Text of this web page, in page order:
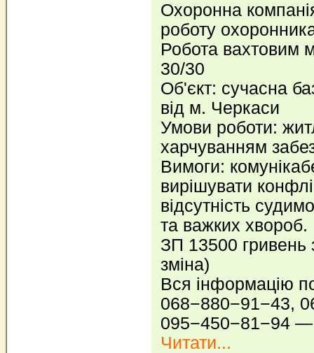
Охоронна
роботу
Робота вахтовим
30/30
Об'єкт: сучасна
від м. Черкаси
Умови роботи:
харчуванням
Вимоги:
вирішувати
відсутність
та важких хвороб.
ЗП 13500 гривень
зміна)
Вся інформацію
068−880−91−43,
095−450−81−94 —
Читати...